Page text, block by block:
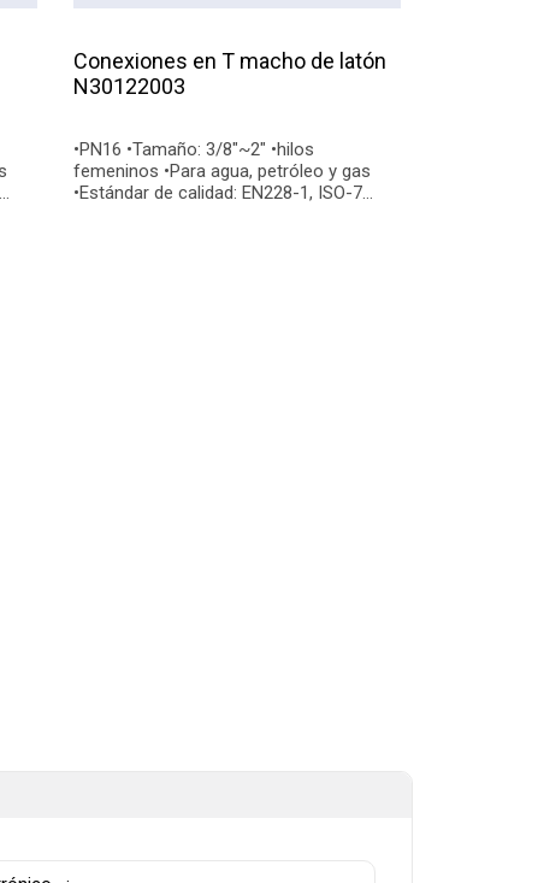
Conexiones en T macho de latón
N30122003
•PN16 •Tamaño: 3/8"~2" •hilos
femeninos •Para agua, petróleo y gas
•Estándar de calidad: EN228-1, ISO-7